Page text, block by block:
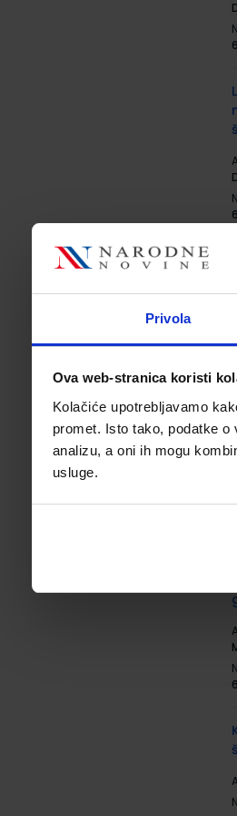
Privola
Ova web-stranica koristi
Kolačiće upotrebljavamo
promet. Isto tako, podatke
analizu, a oni ih mogu
usluge.